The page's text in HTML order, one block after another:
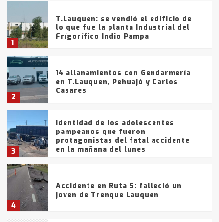
1
T.Lauquen: se vendió el edificio de
lo que fue la planta Industrial del
Frígorífico Indio Pampa
2
14 allanamientos con Gendarmería
en T.Lauquen, Pehuajó y Carlos
Casares
3
Identidad de los adolescentes
pampeanos que fueron
protagonistas del fatal accidente
en la mañana del lunes
4
Accidente en Ruta 5: falleció un
joven de Trenque Lauquen